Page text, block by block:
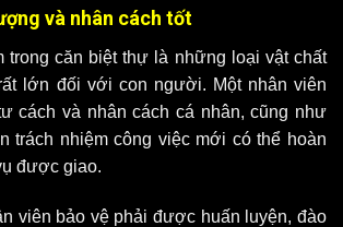
và nhân cách tốt
trong căn biệt thự là những loại vật chất
lớn đối với con người. Một nhân viên
cách và nhân cách cá nhân, cũng như
trách nhiệm công việc mới có thể hoàn
được giao.
viên bảo vệ phải được huấn luyện, đào